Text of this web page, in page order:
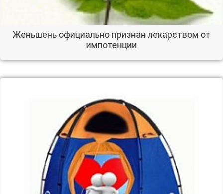
Женьшень официально признан лекарством от
импотенции